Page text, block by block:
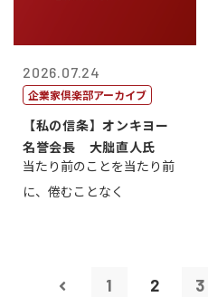
2026.07.24
企業家倶楽部アーカイブ
【私の信条】オンキヨー
名誉会長 大朏直人氏
当たり前のことを当たり前
に、倦むことなく
1 2 3